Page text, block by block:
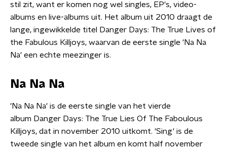
stil zit, want er komen nog wel singles, EP's, video-
albums en live-albums uit. Het album uit 2010 draagt de
lange, ingewikkelde titel Danger Days: The True Lives of
the Fabulous Killjoys, waarvan de eerste single 'Na Na
Na' een echte meezinger is.
Na Na Na
'Na Na Na' is de eerste single van het vierde
album Danger Days: The True Lies Of The Faboulous
Killjoys, dat in november 2010 uitkomt. 'Sing' is de
tweede single van het album en komt half november